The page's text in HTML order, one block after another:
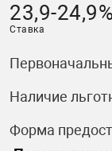
23,9-24,9%
Ставка
Наличие
Форма